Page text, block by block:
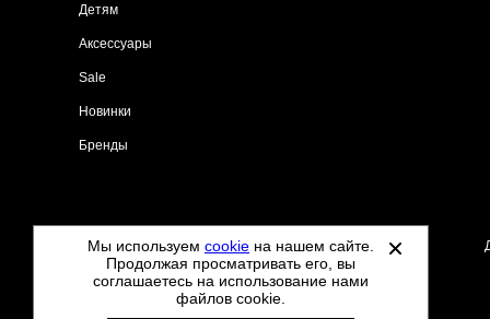
Детям
Аксессуары
Sale
Новинки
Бренды
©2021-2026 - Tdoo.ru - все права защищены.
Мы используем cookie на нашем сайте.
Продолжая просматривать его, вы
соглашаетесь на использование нами
файлов cookie.